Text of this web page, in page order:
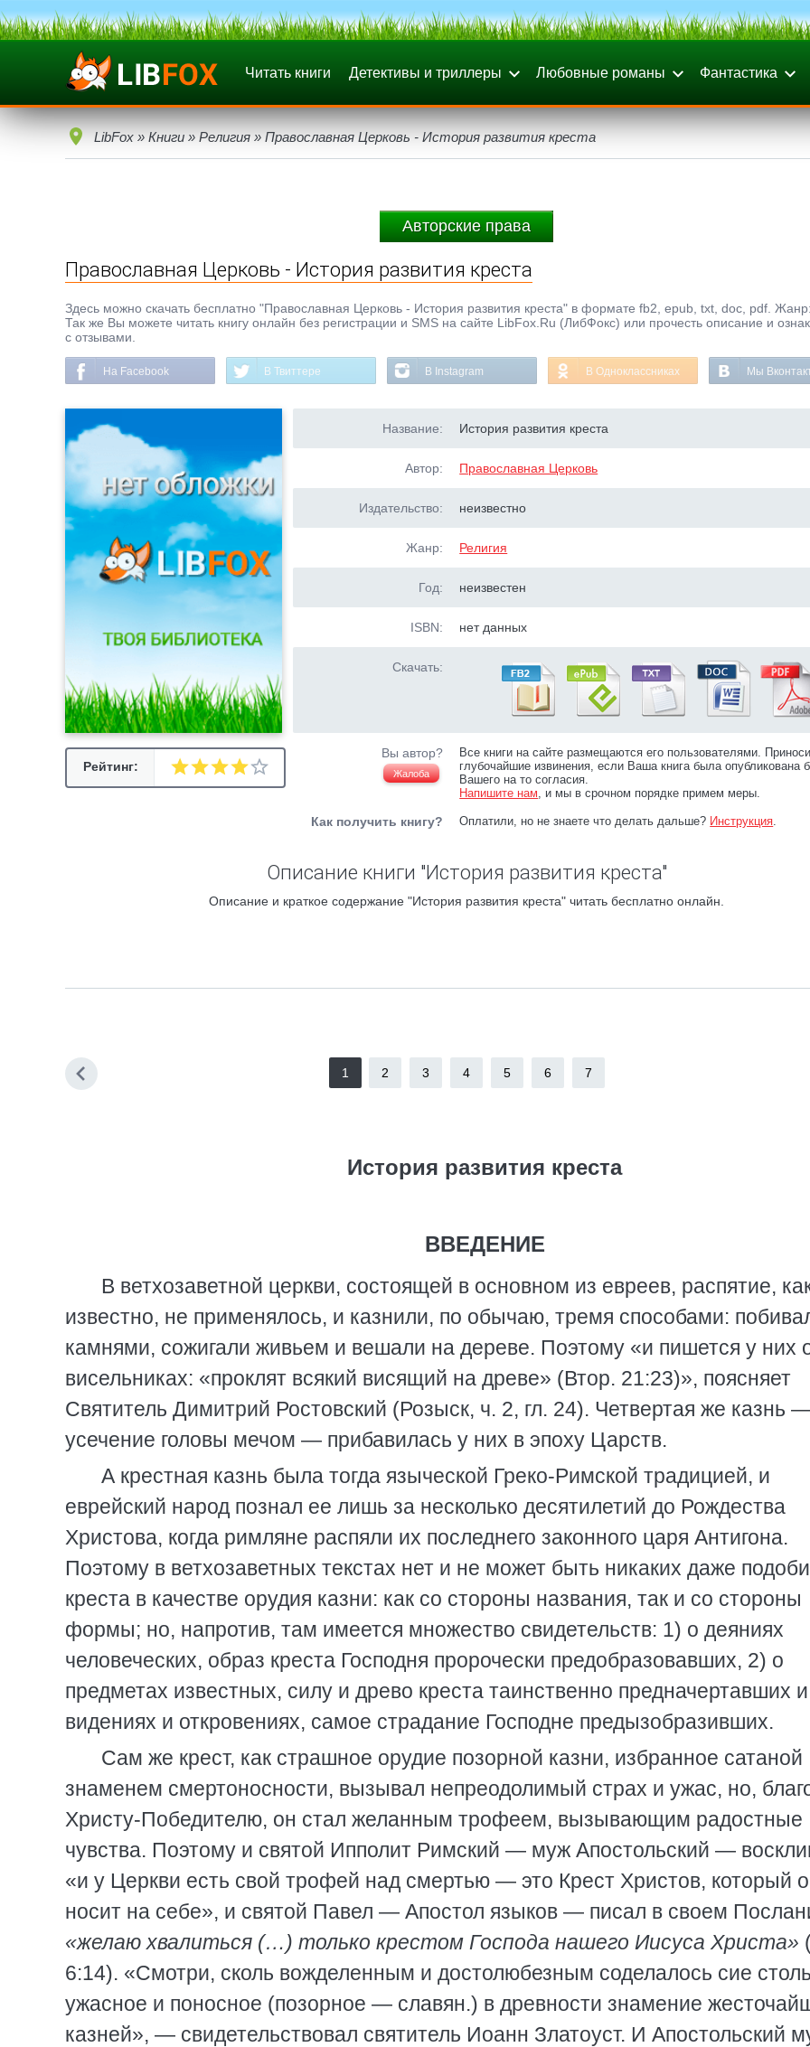
Читать книги Детективы и триллеры Любовные романы Фантастика
LibFox » Книги » Религия » Православная Церковь - История развития креста
Авторские права
Православная Церковь - История развития креста
Здесь можно скачать бесплатно "Православная Церковь - История развития креста" в формате fb2, epub, txt, doc, pdf. Жанр:
Так же Вы можете читать книгу онлайн без регистрации и SMS на сайте LibFox.Ru (ЛибФокс) или прочесть описание и
с отзывами.
На Facebook В Твиттере В Instagram В Одноклассниках Мы
Рейтинг:
Название: История развития креста
Автор: Православная Церковь
Издательство: неизвестно
Жанр: Религия
Год: неизвестен
ISBN: нет данных
Скачать:
Вы автор?
Жалоба
Все книги на сайте размещаются его пользователями.
глубочайшие извинения, если Ваша книга была опубликована
Вашего на то согласия.
Напишите нам, и мы в срочном порядке примем меры.
Как получить книгу? Оплатили, но не знаете что делать дальше? Инструкция.
Описание книги "История развития креста"
Описание и краткое содержание "История развития креста" читать бесплатно онлайн.
1 2 3 4 5 6 7
История развития креста
ВВЕДЕНИЕ
В ветхозаветной церкви, состоящей в основном из евреев, распятие,
известно, не применялось, и казнили, по обычаю, тремя способами:
камнями, сожигали живьем и вешали на дереве. Поэтому «и пишется у них
висельниках: «проклят всякий висящий на древе» (Втор. 21:23)», поясняет
Святитель Димитрий Ростовский (Розыск, ч. 2, гл. 24). Четвертая же казнь
усечение головы мечом — прибавилась у них в эпоху Царств.
А крестная казнь была тогда языческой Греко-Римской традицией, и
еврейский народ познал ее лишь за несколько десятилетий до Рождества
Христова, когда римляне распяли их последнего законного царя Антигона.
Поэтому в ветхозаветных текстах нет и не может быть никаких даже
креста в качестве орудия казни: как со стороны названия, так и со стороны
формы; но, напротив, там имеется множество свидетельств: 1) о деяниях
человеческих, образ креста Господня пророчески предобразовавших, 2) о
предметах известных, силу и древо креста таинственно предначертавших
видениях и откровениях, самое страдание Господне предызобразивших.
Сам же крест, как страшное орудие позорной казни, избранное сатаной
знаменем смертоносности, вызывал непреодолимый страх и ужас, но,
Христу-Победителю, он стал желанным трофеем, вызывающим радостные
чувства. Поэтому и святой Ипполит Римский — муж Апостольский —
«и у Церкви есть свой трофей над смертью — это Крест Христов, который
носит на себе», и святой Павел — Апостол языков — писал в своем
«желаю хвалиться (…) только крестом Господа нашего Иисуса Христа»
6:14). «Смотри, сколь вожделенным и достолюбезным соделалось сие столь
ужасное и поносное (позорное — славян.) в древности знамение
казней», — свидетельствовал святитель Иоанн Златоуст. И Апостольский